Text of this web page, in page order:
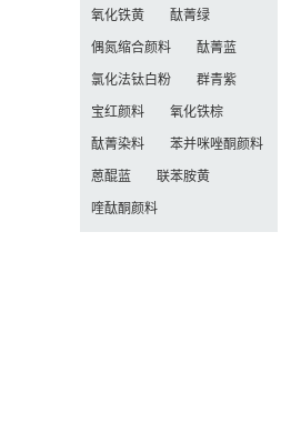
氧化铁黄 酞菁绿
偶氮缩合颜料 酞菁蓝
氯化法钛白粉 群青紫
宝红颜料 氧化铁棕
酞菁染料 苯并咪唑酮颜料
蒽醌蓝 联苯胺黄
喹酞酮颜料